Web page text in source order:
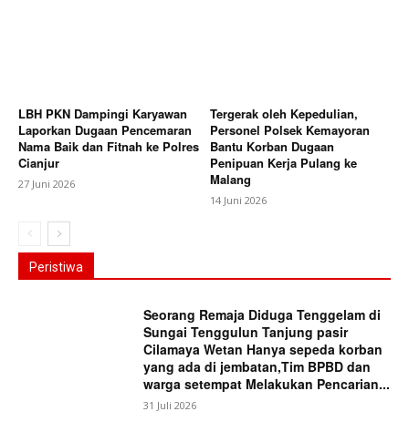
LBH PKN Dampingi Karyawan
Laporkan Dugaan Pencemaran
Nama Baik dan Fitnah ke Polres
Cianjur
27 Juni 2026
Tergerak oleh Kepedulian,
Personel Polsek Kemayoran
Bantu Korban Dugaan
Penipuan Kerja Pulang ke
Malang
14 Juni 2026
Peristiwa
Seorang Remaja Diduga Tenggelam di
Sungai Tenggulun Tanjung pasir
Cilamaya Wetan Hanya sepeda korban
yang ada di jembatan,Tim BPBD dan
warga setempat Melakukan Pencarian...
31 Juli 2026